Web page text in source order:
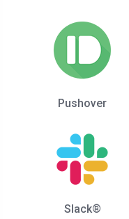
Pushover
Slack®